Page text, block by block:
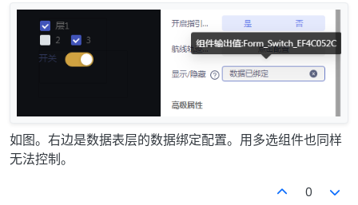
如图。右边是数据表层的数据绑定配置。用多选组件也同样
无法控制。
0